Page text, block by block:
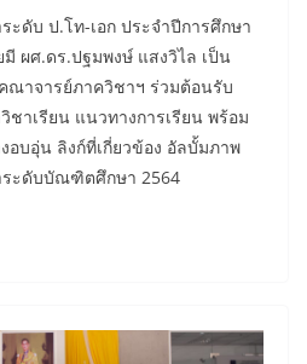
ะดับ ป.โท-เอก ประจำปีการศึกษา
ผศ.ดร.ปฐมพงษ์ แสงวิไล เป็น
ณาจารย์ภาควิชาฯ ร่วมต้อนรับ
าเรียน แนวทางการเรียน พร้อม
อบอุ่น ลิงก์ที่เกี่ยวข้อง อัลบั้มภาพ
ะดับบัณฑิตศึกษา 2564